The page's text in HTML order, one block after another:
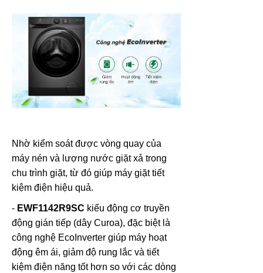
Nhờ kiểm soát được vòng quay của
máy nén và lượng nước giặt xả trong
chu trình giặt, từ đó giúp máy giặt tiết
kiệm điện hiệu quả.
- EWF1142R9SC kiểu động cơ truyền
động gián tiếp (dây Curoa), đặc biệt là
công nghệ EcoInverter giúp máy hoạt
động êm ái, giảm độ rung lắc và tiết
kiệm điện năng tốt hơn so với các dòng